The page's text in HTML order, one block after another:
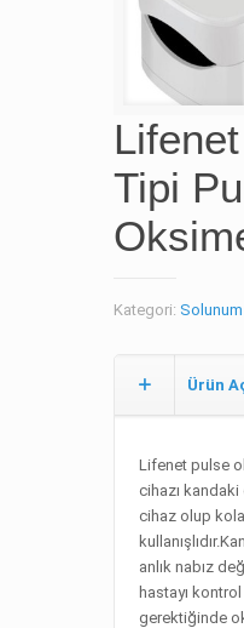
Tipi
Kategori: Solunum
Ürün
Lifenet pulse
cihazı
cihaz olup
anlık nabız
hastayı
gerektiğinde